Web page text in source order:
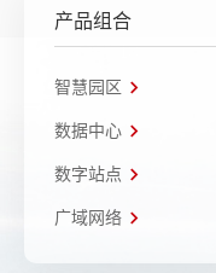
产品组合
智慧园区
数据中心
数字站点
广域网络